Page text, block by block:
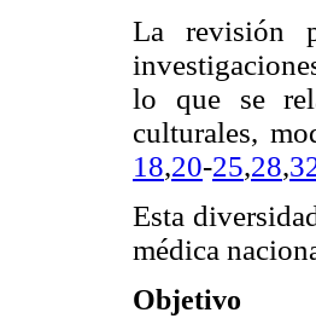
La revisión
lo que se
culturales,
18,20-25,28,
Esta
médica
Objetivo